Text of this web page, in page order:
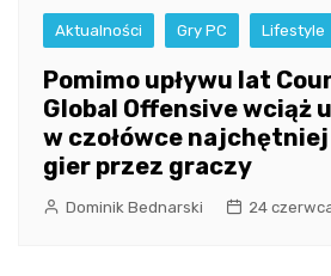
Aktualności Gry PC Lifestyle
Pomimo upływu lat
Global Offensive wciąż
w czołówce
gier przez graczy
Dominik Bednarski 24